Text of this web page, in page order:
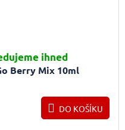
Berry Mix 10ml
ihned
DO KOŠÍKU